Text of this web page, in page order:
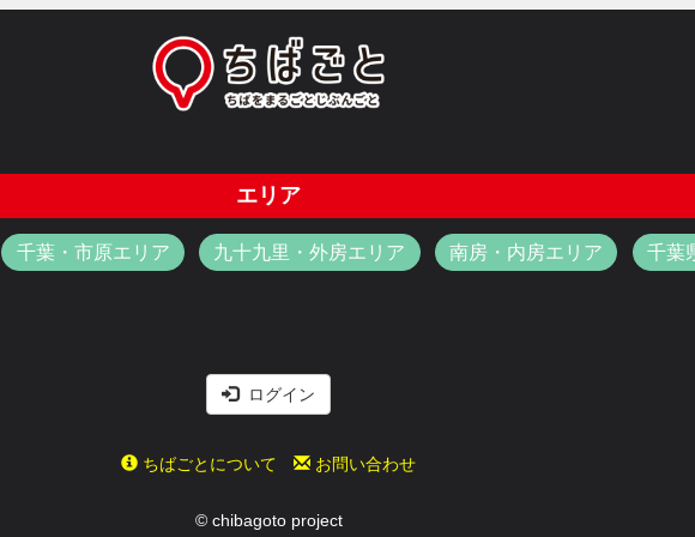
エリア
千葉・市原エリア 九十九里・外房エリア 南房・内房エリア 千葉
ログイン
ちばごとについて お問い合わせ
© chibagoto project